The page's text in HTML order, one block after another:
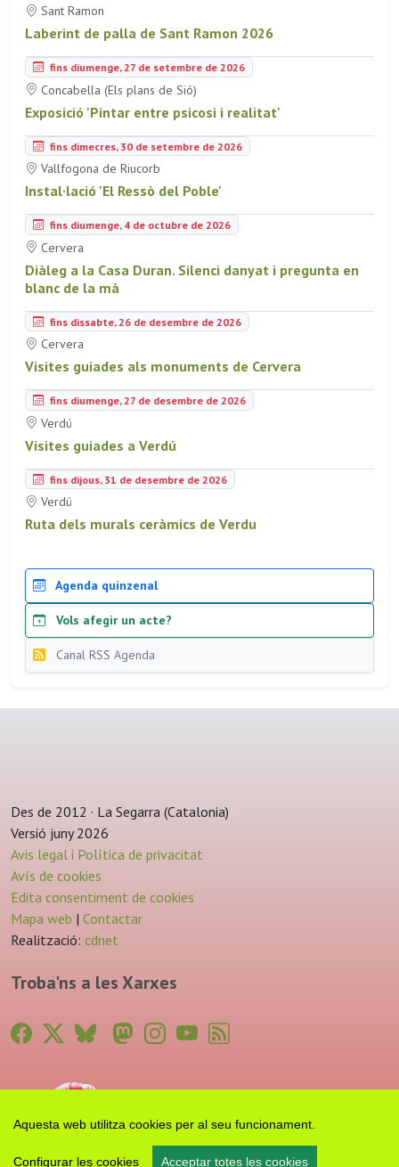
Aquesta web utilitza cookies per al seu funcionament.
Configurar les cookies Acceptar totes les cookies
Sant Ramon
Laberint de palla de Sant Ramon 2026
fins diumenge, 27 de setembre de 2026
Concabella (Els plans de Sió)
Exposició 'Pintar entre psicosi i realitat'
fins dimecres, 30 de setembre de 2026
Vallfogona de Riucorb
Instal·lació 'El Ressò del Poble'
fins diumenge, 4 de octubre de 2026
Cervera
Diàleg a la Casa Duran. Silenci danyat i pregunta en
blanc de la mà
fins dissabte, 26 de desembre de 2026
Cervera
Visites guiades als monuments de Cervera
fins diumenge, 27 de desembre de 2026
Verdú
Visites guiades a Verdú
fins dijous, 31 de desembre de 2026
Verdú
Ruta dels murals ceràmics de Verdu
Agenda quinzenal
Vols afegir un acte?
Canal RSS Agenda
Des de 2012 · La Segarra (Catalonia)
Versió juny 2026
Avis legal i Política de privacitat
Avís de cookies
Edita consentiment de cookies
Mapa web | Contactar
Realització: cdnet
Troba'ns a les Xarxes